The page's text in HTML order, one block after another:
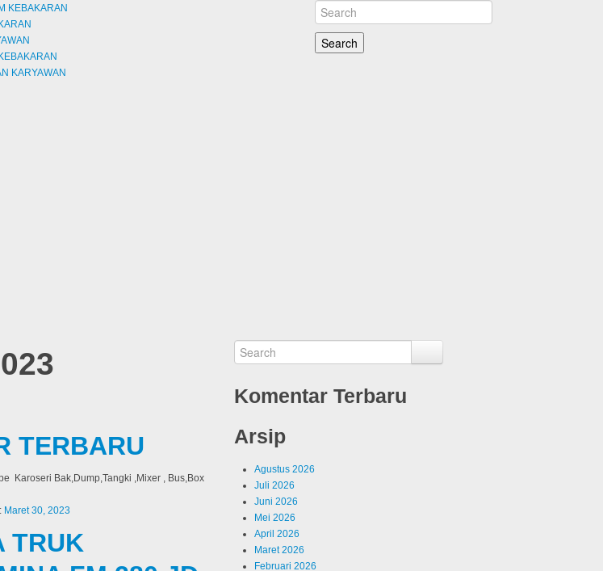
KEBAKARAN
KARYAWAN
TERBARU
Karoseri Bak,Dump,Tangki ,Mixer , Bus,Box
Maret 30, 2023
TRUK
Komentar Terbaru
Arsip
Agustus 2026
Juli 2026
Juni 2026
Mei 2026
April 2026
Maret 2026
Februari 2026